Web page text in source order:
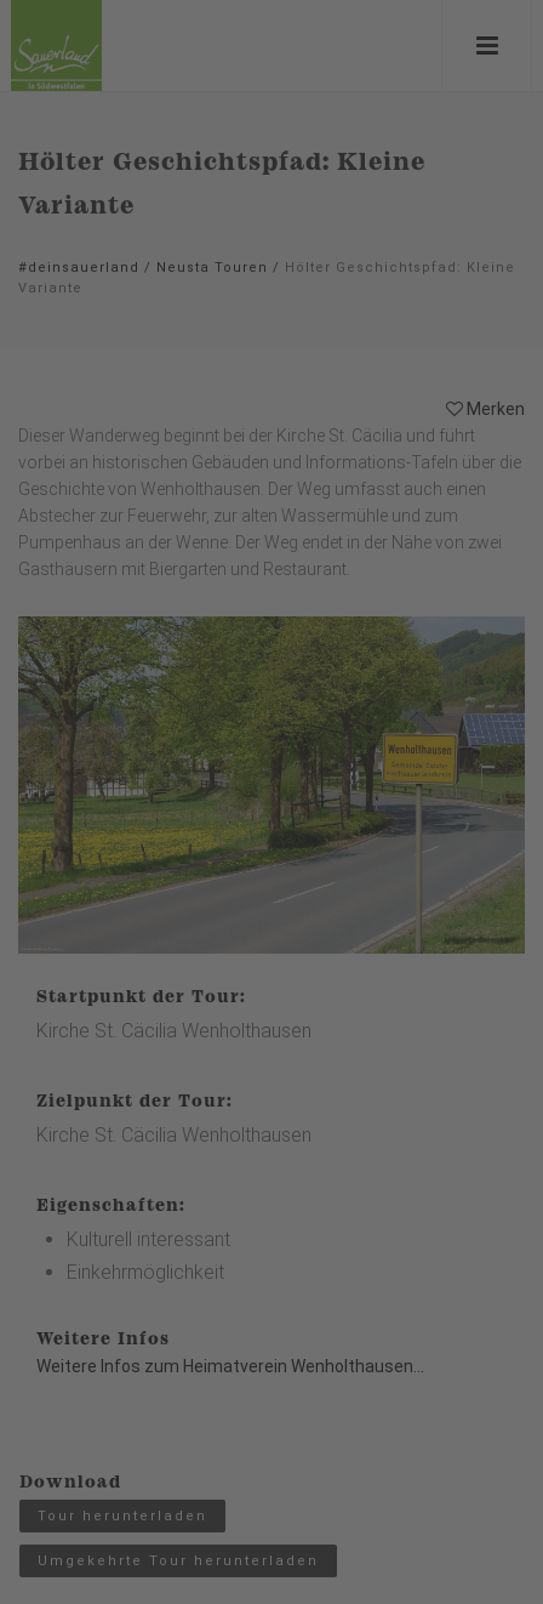
Hölter Geschichtspfad: Kleine
Variante
#deinsauerland / Neusta Touren / Hölter Geschichtspfad: Kleine
Variante
Merken
Dieser Wanderweg beginnt bei der Kirche St. Cäcilia und führt
vorbei an historischen Gebäuden und Informations-Tafeln über die
Geschichte von Wenholthausen. Der Weg umfasst auch einen
Abstecher zur Feuerwehr, zur alten Wassermühle und zum
Pumpenhaus an der Wenne. Der Weg endet in der Nähe von zwei
Gasthäusern mit Biergarten und Restaurant.
Startpunkt der Tour:
Kirche St. Cäcilia Wenholthausen
Zielpunkt der Tour:
Kirche St. Cäcilia Wenholthausen
Eigenschaften:
Kulturell interessant
Einkehrmöglichkeit
Weitere Infos
Weitere Infos zum Heimatverein Wenholthausen...
Download
Tour herunterladen
Umgekehrte Tour herunterladen